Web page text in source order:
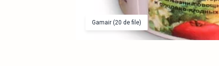
Gamair (20 de file)